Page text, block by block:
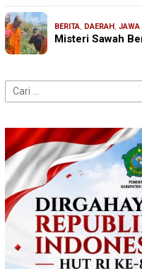
BERITA, DAERAH, JAWA
Misteri Sawah
Cari
untuk: